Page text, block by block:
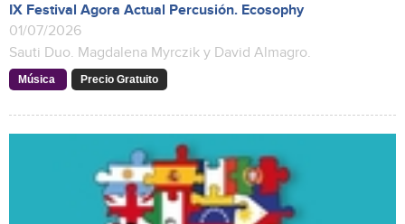
IX Festival Agora Actual Percusión. Ecosophy
01/07/2026
Sauti Duo. Magdalena Myrczik y David Almagro.
Música Precio Gratuito